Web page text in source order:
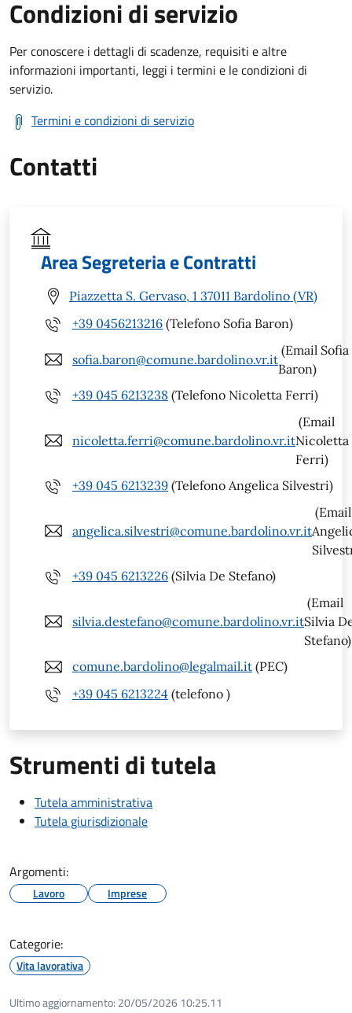
Condizioni di servizio
Per conoscere i dettagli di scadenze, requisiti e altre
informazioni importanti, leggi i termini e le condizioni di
servizio.
Termini e condizioni di servizio
Contatti
Area Segreteria e Contratti
Piazzetta S. Gervaso, 1 37011 Bardolino (VR)
+39 0456213216 (Telefono Sofia Baron)
sofia.baron@comune.bardolino.vr.it
(Email Sofia
Baron)
+39 045 6213238 (Telefono Nicoletta Ferri)
nicoletta.ferri@comune.bardolino.vr.it
(Email
Nicoletta
Ferri)
+39 045 6213239 (Telefono Angelica Silvestri)
angelica.silvestri@comune.bardolino.vr.it
(Email
+39 045 6213226 (Silvia De Stefano)
silvia.destefano@comune.bardolino.vr.it
(Email
Silvia
Stefano)
comune.bardolino@legalmail.it (PEC)
+39 045 6213224 (telefono )
Strumenti di tutela
Tutela amministrativa
Tutela giurisdizionale
Argomenti:
Lavoro Imprese
Categorie:
Vita lavorativa
Ultimo aggiornamento: 20/05/2026 10:25.11